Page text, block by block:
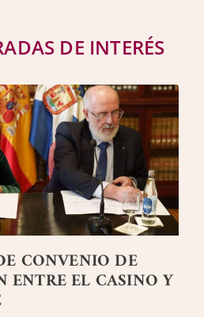
DE INTERÉS
CONVENIO DE
ENTRE EL CASINO Y